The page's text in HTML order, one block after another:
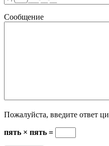
Сообщение
Пожалуйста, введите ответ
пять × пять =